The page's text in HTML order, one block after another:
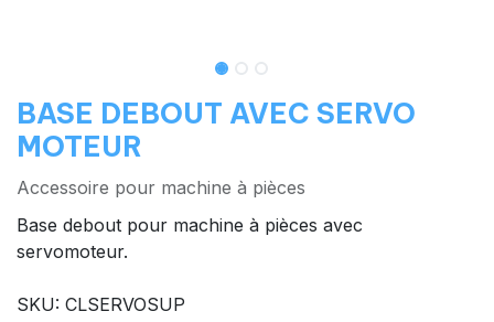
BASE DEBOUT AVEC SERVO
MOTEUR
Accessoire pour machine à pièces
Base debout pour machine à pièces avec
servomoteur.
SKU: CLSERVOSUP